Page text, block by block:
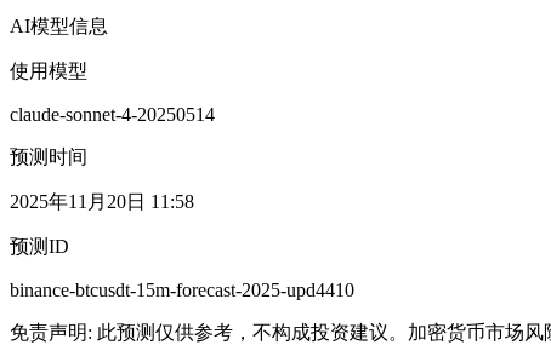
AI模型信息
使用模型
claude-sonnet-4-20250514
预测时间
2025年11月20日 11:58
预测ID
binance-btcusdt-15m-forecast-2025-upd4410
免责声明: 此预测仅供参考，不构成投资建议。加密货币市场